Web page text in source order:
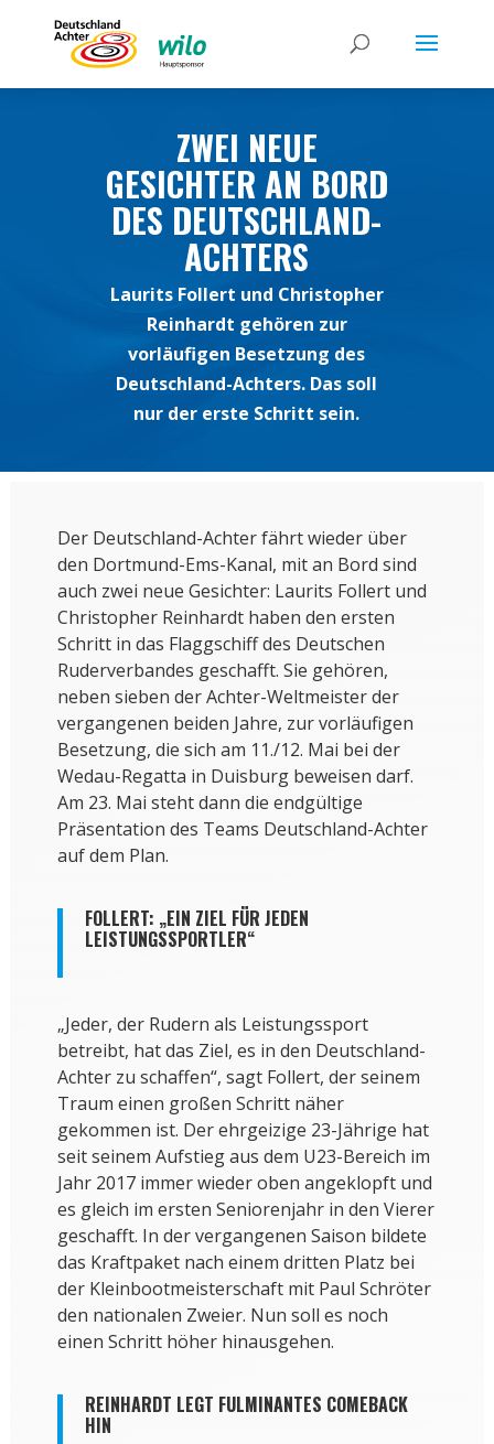
ZWEI NEUE
GESICHTER AN BORD
DES DEUTSCHLAND-
ACHTERS
Laurits Follert und Christopher
Reinhardt gehören zur
vorläufigen Besetzung des
Deutschland-Achters. Das soll
nur der erste Schritt sein.
Der Deutschland-Achter fährt wieder über
den Dortmund-Ems-Kanal, mit an Bord sind
auch zwei neue Gesichter: Laurits Follert und
Christopher Reinhardt haben den ersten
Schritt in das Flaggschiff des Deutschen
Ruderverbandes geschafft. Sie gehören,
neben sieben der Achter-Weltmeister der
vergangenen beiden Jahre, zur vorläufigen
Besetzung, die sich am 11./12. Mai bei der
Wedau-Regatta in Duisburg beweisen darf.
Am 23. Mai steht dann die endgültige
Präsentation des Teams Deutschland-Achter
auf dem Plan.
FOLLERT: „EIN ZIEL FÜR JEDEN
LEISTUNGSSPORTLER“
„Jeder, der Rudern als Leistungssport
betreibt, hat das Ziel, es in den Deutschland-
Achter zu schaffen“, sagt Follert, der seinem
Traum einen großen Schritt näher
gekommen ist. Der ehrgeizige 23-Jährige hat
seit seinem Aufstieg aus dem U23-Bereich im
Jahr 2017 immer wieder oben angeklopft und
es gleich im ersten Seniorenjahr in den Vierer
geschafft. In der vergangenen Saison bildete
das Kraftpaket nach einem dritten Platz bei
der Kleinbootmeisterschaft mit Paul Schröter
den nationalen Zweier. Nun soll es noch
einen Schritt höher hinausgehen.
REINHARDT LEGT FULMINANTES COMEBACK
HIN